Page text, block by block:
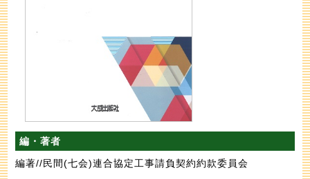
編・著者
編著//民間(七会)連合協定工事請負契約約款委員会